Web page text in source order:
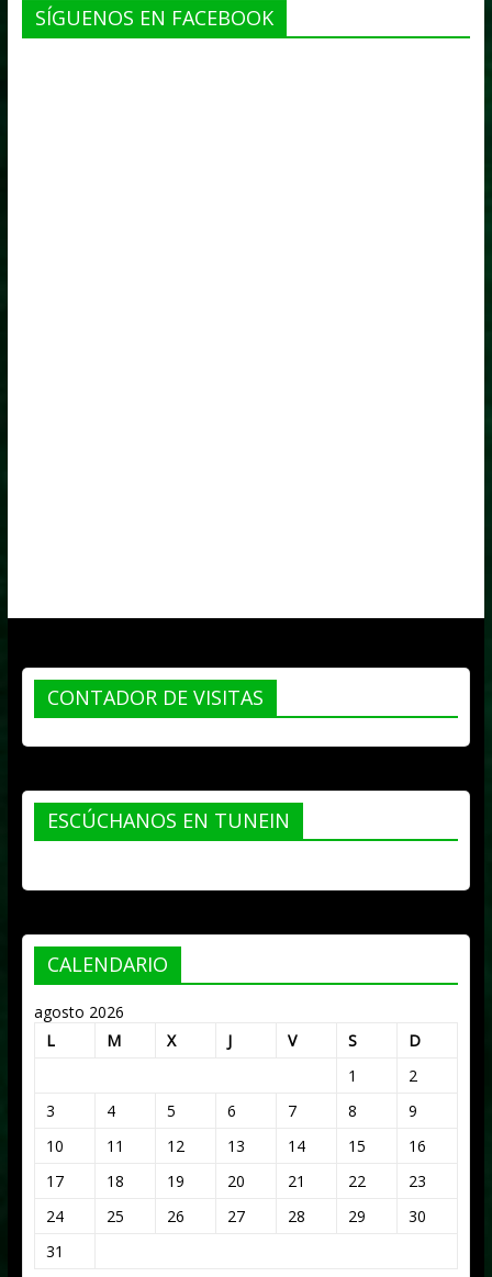
SÍGUENOS EN FACEBOOK
CONTADOR DE VISITAS
ESCÚCHANOS EN TUNEIN
CALENDARIO
agosto 2026
L
M X J V S
D
1
2
3
4 5 6 7 8
9
10
11 12 13 14 15
16
17
18 19 20 21 22
23
24
25 26 27 28 29
30
31